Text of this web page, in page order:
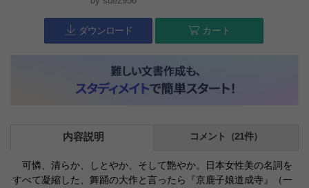
ダウンロード カート
内容説明 コメント（21件）
可憐、清らか、しとやか、そして艶やか。日本女性美の名詞を
すべて凝縮した、舞踊の大作と言ったら『京鹿子娘道成寺』（一